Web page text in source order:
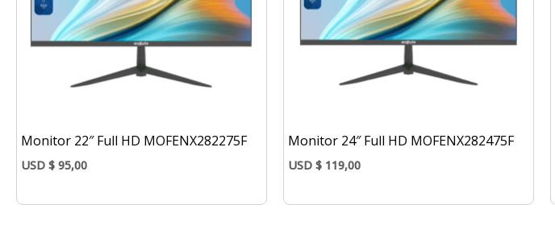
Monitor 22″ Full HD MOFENX282275F
USD $95,00
Monitor 24″ Full HD MOFENX282475F
USD $119,00